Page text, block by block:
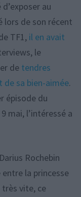
au
lors de son récent
TF1, il en avait
le
de tendres
de sa bien-aimée.
épisode du
mai, l’intéressé a
Rochebin
entre la princesse
vite, ce